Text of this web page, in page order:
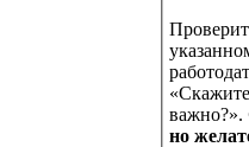
важно?».
но